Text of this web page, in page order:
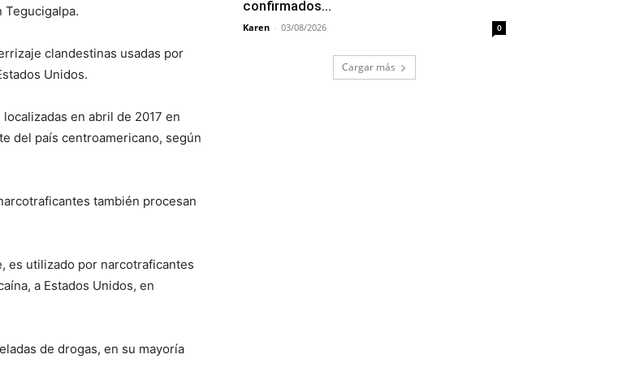
Tegucigalpa.
clandestinas usadas por
Unidos.
en abril de 2017 en
del país centroamericano, según
también procesan
es utilizado por narcotraficantes
a Estados Unidos, en
de drogas, en su mayoría
confirmados...
Karen - 03/08/2026 0
Cargar más